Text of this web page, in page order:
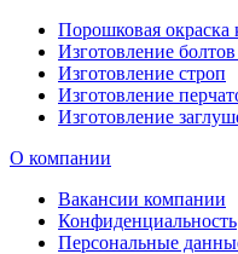
Порошковая окраска
Изготовление
Изготовление строп
Изготовление
Изготовление
О компании
Вакансии компании
Конфиденциальность
Персональные